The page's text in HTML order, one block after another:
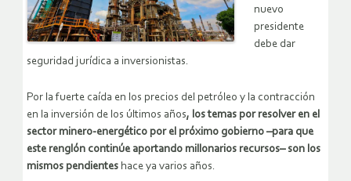
nuevo
presidente
debe dar
seguridad jurídica a inversionistas.
Por la fuerte caída en los precios del petróleo y la contracción
en la inversión de los últimos años, los temas por resolver en el
sector minero-energético por el próximo gobierno –para que
este renglón continúe aportando millonarios recursos– son los
mismos pendientes hace ya varios años.